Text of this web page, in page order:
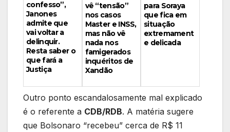
confesso”,
Janones
admite que
vai voltar a
delinquir.
Resta saber o
que fará a
Justiça
vê “tensão”
nos casos
Master e INSS,
mas não vê
nada nos
famigerados
inquéritos de
Xandão
para Soraya
que fica em
situação
extremament
e delicada
Outro ponto escandalosamente mal explicado
é o referente a CDB/RDB. A matéria sugere
que Bolsonaro “recebeu” cerca de R$ 11